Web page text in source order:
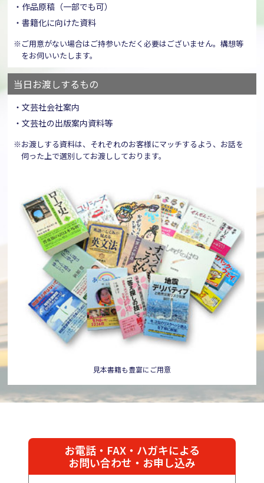
・作品原稿（一部でも可）
・書籍化に向けた資料
※ご用意がない場合はご持参いただく必要はございません。構想等
をお伺いいたします。
当日お渡しするもの
・文芸社会社案内
・文芸社の出版案内資料等
※お渡しする資料は、それぞれのお客様にマッチするよう、お話を
伺った上で選別してお渡ししております。
見本書籍も豊富にご用意
お電話・FAX・ハガキによる
お問い合わせ・お申し込み